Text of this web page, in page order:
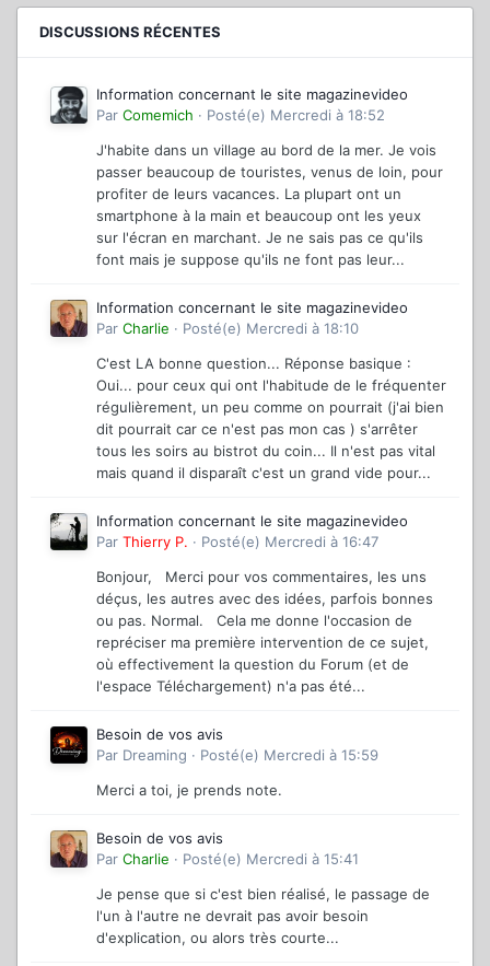
DISCUSSIONS RÉCENTES
Information concernant le site magazinevideo
Par Comemich · Posté(e) Mercredi à 18:52
J'habite dans un village au bord de la mer. Je vois
passer beaucoup de touristes, venus de loin, pour
profiter de leurs vacances. La plupart ont un
smartphone à la main et beaucoup ont les yeux
sur l'écran en marchant. Je ne sais pas ce qu'ils
font mais je suppose qu'ils ne font pas leur...
Information concernant le site magazinevideo
Par Charlie · Posté(e) Mercredi à 18:10
C'est LA bonne question... Réponse basique :
Oui... pour ceux qui ont l'habitude de le fréquenter
régulièrement, un peu comme on pourrait (j'ai bien
dit pourrait car ce n'est pas mon cas ) s'arrêter
tous les soirs au bistrot du coin... Il n'est pas vital
mais quand il disparaît c'est un grand vide pour...
Information concernant le site magazinevideo
Par Thierry P. · Posté(e) Mercredi à 16:47
Bonjour, Merci pour vos commentaires, les uns
déçus, les autres avec des idées, parfois bonnes
ou pas. Normal. Cela me donne l'occasion de
repréciser ma première intervention de ce sujet,
où effectivement la question du Forum (et de
l'espace Téléchargement) n'a pas été...
Besoin de vos avis
Par Dreaming · Posté(e) Mercredi à 15:59
Merci a toi, je prends note.
Besoin de vos avis
Par Charlie · Posté(e) Mercredi à 15:41
Je pense que si c'est bien réalisé, le passage de
l'un à l'autre ne devrait pas avoir besoin
d'explication, ou alors très courte...